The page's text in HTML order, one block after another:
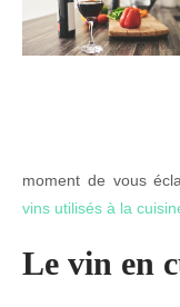
moment de vous
vins utilisés à la
Le vin en